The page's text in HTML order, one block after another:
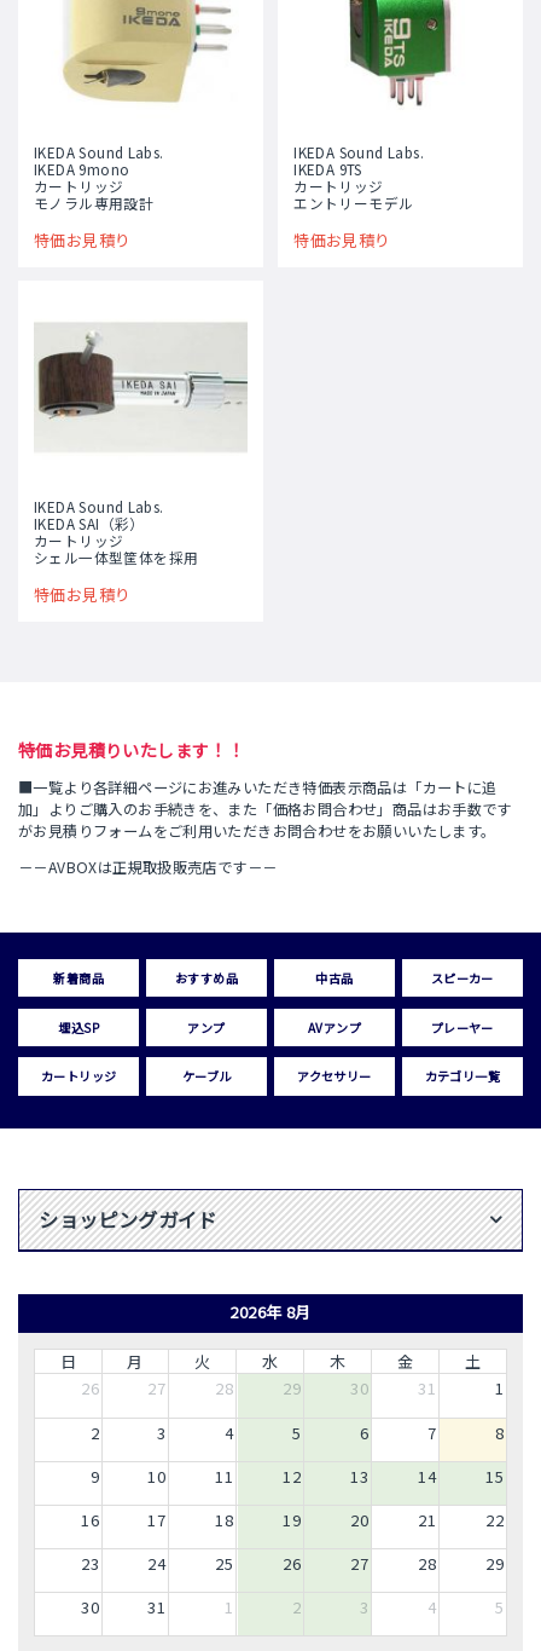
IKEDA Sound Labs.
IKEDA 9mono
カートリッジ
モノラル専用設計
特価お見積り
IKEDA Sound Labs.
IKEDA 9TS
カートリッジ
エントリーモデル
特価お見積り
IKEDA Sound Labs.
IKEDA SAI（彩）
カートリッジ
シェル一体型筐体を採用
特価お見積り
特価お見積りいたします！！
■一覧より各詳細ページにお進みいただき特価表示商品は「カートに追
加」よりご購入のお手続きを、また「価格お問合わせ」商品はお手数です
がお見積りフォームをご利用いただきお問合わせをお願いいたします。
－－AVBOXは正規取扱販売店です－－
新着商品 おすすめ品 中古品 スピーカー
埋込SP アンプ AVアンプ プレーヤー
カートリッジ ケーブル アクセサリー カテゴリ一覧
ショッピングガイド
2026年 8月
日 月 火 水 木 金
土
26
27 28 29 30 31
1
2
3 4 5 6 7
8
9
10 11 12 13 14
15
16
17 18 19 20 21
22
23
24 25 26 27 28
29
30
31 1 2 3 4 5